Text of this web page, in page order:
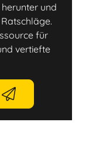
und
für
vertiefte